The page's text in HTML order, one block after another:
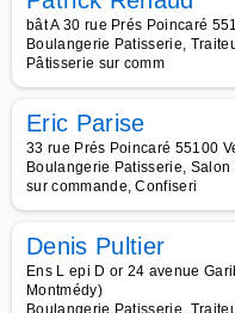
bât A 30 rue Prés Poincaré
Boulangerie Patisserie,
Pâtisserie sur comm
Eric Parise
33 rue Prés Poincaré 55100
Boulangerie Patisserie,
sur commande, Confiseri
Denis Pultier
Ens L epi D or 24 avenue
Montmédy)
Boulangerie Patisserie,